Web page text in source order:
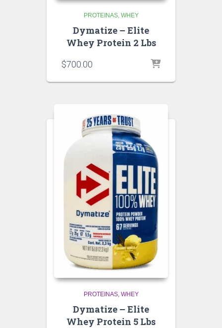
PROTEINAS WHEY
Dymatize – Elite
Whey Protein 2 Lbs
$700.00
PROTEINAS WHEY
Dymatize – Elite
Whey Protein 5 Lbs